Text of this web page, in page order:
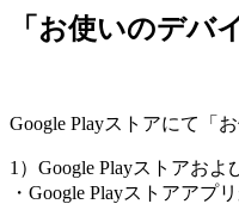
「お使いのデバ
Google Playストアにて「
1）Google Playストアおよ
・Google Playストアアプ